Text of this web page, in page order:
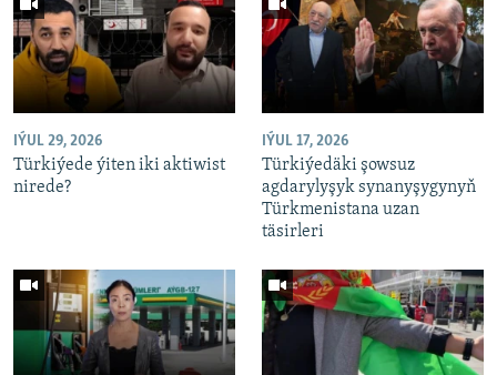
IÝUL 29, 2026
Türkiýede ýiten iki aktiwist
nirede?
IÝUL 17, 2026
Türkiýedäki şowsuz
agdarylyşyk synanyşygynyň
Türkmenistana uzan
täsirleri